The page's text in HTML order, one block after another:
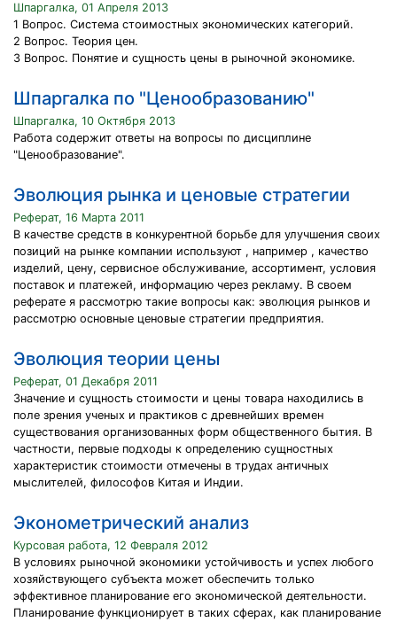
Шпаргалка, 01 Апреля 2013
1 Вопрос. Система стоимостных экономических категорий.
2 Вопрос. Теория цен.
3 Вопрос. Понятие и сущность цены в рыночной экономике.
Шпаргалка по "Ценообразованию"
Шпаргалка, 10 Октября 2013
Работа содержит ответы на вопросы по дисциплине
"Ценообразование".
Эволюция рынка и ценовые стратегии
Реферат, 16 Марта 2011
В качестве средств в конкурентной борьбе для улучшения своих
позиций на рынке компании используют , например , качество
изделий, цену, сервисное обслуживание, ассортимент, условия
поставок и платежей, информацию через рекламу. В своем
реферате я рассмотрю такие вопросы как: эволюция рынков и
рассмотрю основные ценовые стратегии предприятия.
Эволюция теории цены
Реферат, 01 Декабря 2011
Значение и сущность стоимости и цены товара находились в
поле зрения ученых и практиков с древнейших времен
существования организованных форм общественного бытия. В
частности, первые подходы к определению сущностных
характеристик стоимости отмечены в трудах античных
мыслителей, философов Китая и Индии.
Эконометрический анализ
Курсовая работа, 12 Февраля 2012
В условиях рыночной экономики устойчивость и успех любого
хозяйствующего субъекта может обеспечить только
эффективное планирование его экономической деятельности.
Планирование функционирует в таких сферах, как планирование